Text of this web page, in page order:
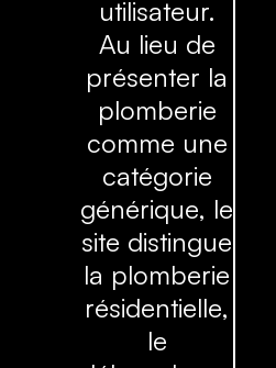
utilisateur.
Au lieu de
présenter la
plomberie
comme une
catégorie
générique, le
site distingue
la plomberie
résidentielle,
le